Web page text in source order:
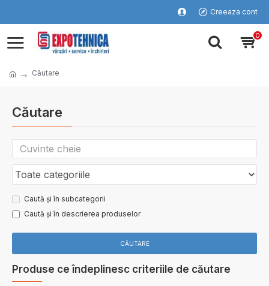
Creeaza cont
0
Căutare
Căutare
Caută și în subcategorii
Caută și în descrierea produselor
CĂUTARE
Produse ce îndeplinesc criteriile de căutare